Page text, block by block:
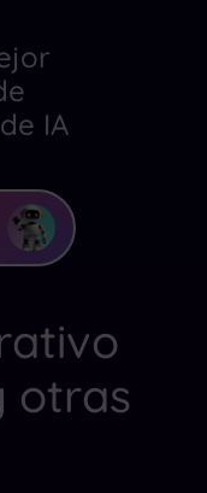
IA
otras